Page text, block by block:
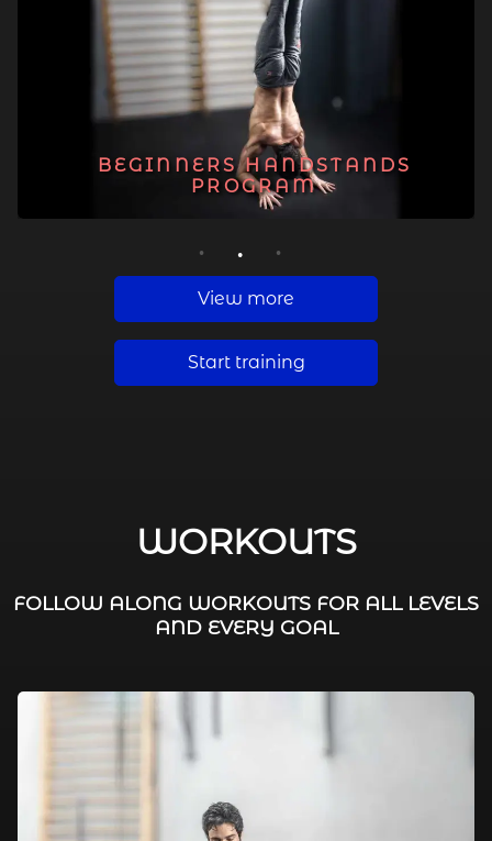
BEGINNERS HANDSTANDS
PROGRAM
1 2 3
View more
Start training
WORKOUTS
FOLLOW ALONG WORKOUTS FOR ALL LEVELS
AND EVERY GOAL